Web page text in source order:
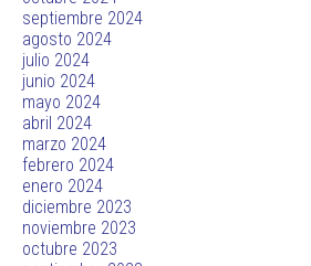
septiembre 2024
agosto 2024
julio 2024
junio 2024
mayo 2024
abril 2024
marzo 2024
febrero 2024
enero 2024
diciembre 2023
noviembre 2023
octubre 2023